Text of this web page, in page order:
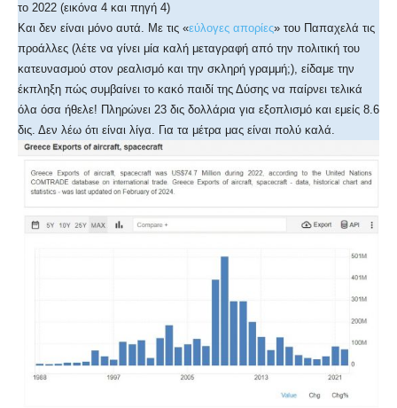
το 2022 (εικόνα 4 και πηγή 4)
Και δεν είναι μόνο αυτά. Με τις «εύλογες απορίες» του Παπαχελά τις
προάλλες (λέτε να γίνει μία καλή μεταγραφή από την πολιτική του
κατευνασμού στον ρεαλισμό και την σκληρή γραμμή;), είδαμε την
έκπληξη πώς συμβαίνει το κακό παιδί της Δύσης να παίρνει τελικά
όλα όσα ήθελε! Πληρώνει 23 δις δολλάρια για εξοπλισμό και εμείς 8.6
δις. Δεν λέω ότι είναι λίγα. Για τα μέτρα μας είναι πολύ καλά.